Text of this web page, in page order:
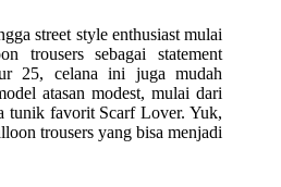
street style enthusiast mulai
trousers sebagai statement
25, celana ini juga mudah
atasan modest, mulai dari
tunik favorit Scarf Lover. Yuk,
trousers yang bisa menjadi